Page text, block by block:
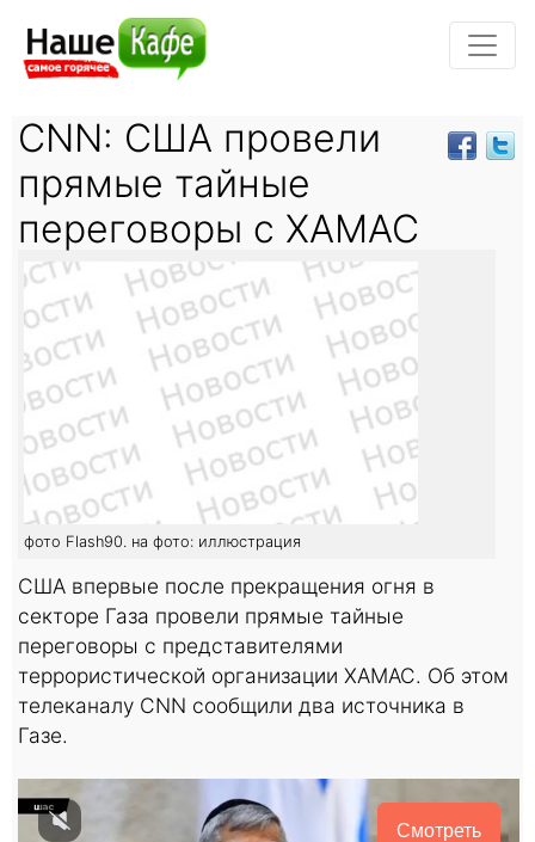
CNN: США провели
прямые тайные
переговоры с ХАМАС
фото Flash90. на фото: иллюстрация
США впервые после прекращения огня в
секторе Газа провели прямые тайные
переговоры с представителями
террористической организации ХАМАС. Об этом
телеканалу CNN сообщили два источника в
Газе.
Смотреть